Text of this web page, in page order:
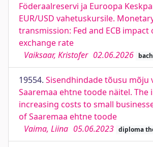
Föderaalreservi ja Euroopa
EUR/USD vahetuskursile.
transmission: Fed and ECB impact
exchange rate
Vaiksaar, Kristofer 02.06.2026
19554. Sisendhindade tõusu mõju
Saaremaa ehtne toode näitel. The
increasing costs to small
of Saaremaa ehtne toode
Vaima, Liina 05.06.2023 diploma